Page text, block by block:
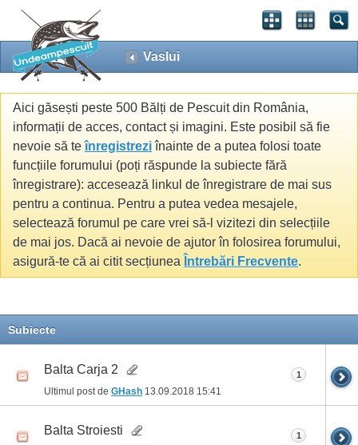
Vaslui
Aici găsești peste 500 Bălți de Pescuit din România,
informații de acces, contact și imagini. Este posibil să fie
nevoie să teînregistreziînainte de a putea folosi toate
funcțiile forumului (poți răspunde la subiecte fără
înregistrare): accesează linkul de înregistrare de mai sus
pentru a continua. Pentru a putea vedea mesajele,
selectează forumul pe care vrei să-l vizitezi din selecțiile
de mai jos. Dacă ai nevoie de ajutor în folosirea forumului,
asigură-te că ai citit secțiunea Întrebări Frecvente.
Subiecte
Balta Carja 2
Ultimul post de GHash 13.09.2018 15:41
1
Balta Stroiesti 1